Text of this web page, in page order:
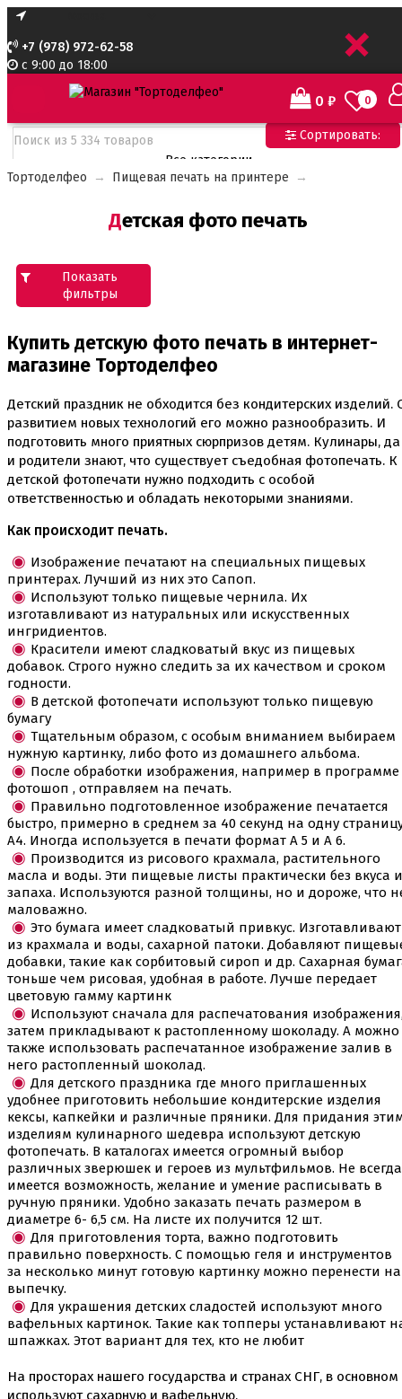
+7 (978) 972-62-58
с 9:00 до 18:00
0
0 ₽
Все категории
Адаптеры для кондитерского мешка
Ароматизаторы пищевые жидкие Flavor Art 10мл
Безе маршмеллоу мармелад
Бордюрная лента для тортов
Бумажные формы
Вафельные картинки
Вафельные рожки
Все для МАКАРУНС
Все для кейк попсов
Все для кексов и маффинов
Подставки под кексы
Все для пищевого принтера
Все для пряников и печенья
3д печать эксклюзивных форм для пряников
Все для шоколада и конфет
Вырубки для пряников
Инструменты для мастики и марципана
Инструменты для моделирования
Плунжеры вырубки штампы для мастики
Силиконовые молды
Скалки
Текстурные листы и коврики
Утюжки
Коврики армированные
Коврики силиконовые для выпечки
Кондитерские лопатки
Кондитерские наборы
Кондитерские розы
Кондитерский желатин
Кондитерский инвентарь
Венчики кисточки лопатки струны делители сито и
др
Все для работы с кремом
Кондитерские мешки
Кондитерские насадки
Миски и поддоны
Переходники, гвоздики
Шприцы кондитерские
Коврики, пергамент
Кондитерские наклейки
Леденцы Мороженое Мармелад
Ленты атласные, шпагат ,тишью
Раздвижные формы для выпечки
Силиконовые формы для выпечки
Формы для выпечки
Формы муссовый десерт
Шпателя ножи столики
Гелевые красители Americolor
Гелевые красители Chefmaster
Тортоделфео → Пищевая печать на принтере →
Детская фото печать
Показать
фильтры
Купить детскую фото печать в интернет-
магазине Тортоделфео
Детский праздник не обходится без кондитерских изделий.
развитием новых технологий его можно разнообразить. И
подготовить много приятных сюрпризов детям. Кулинары, да
и родители знают, что существует съедобная фотопечать. К
детской фотопечати нужно подходить с особой
ответственностью и обладать некоторыми знаниями.
Как происходит печать.
Изображение печатают на специальных пищевых
принтерах. Лучший из них это Сапоп.
Используют только пищевые чернила. Их
изготавливают из натуральных или искусственных
ингридиентов.
Красители имеют сладковатый вкус из пищевых
добавок. Строго нужно следить за их качеством и сроком
годности.
В детской фотопечати используют только пищевую
бумагу
Тщательным образом, с особым вниманием выбираем
нужную картинку, либо фото из домашнего альбома.
После обработки изображения, например в программе
фотошоп , отправляем на печать.
Правильно подготовленное изображение печатается
быстро, примерно в среднем за 40 секунд на одну
А4. Иногда используется в печати формат А 5 и А 6.
Производится из рисового крахмала, растительного
масла и воды. Эти пищевые листы практически без вкуса и
запаха. Используются разной толщины, но и дороже, что
маловажно.
Это бумага имеет сладковатый привкус. Изготавливают
из крахмала и воды, сахарной патоки. Добавляют
добавки, такие как сорбитовый сироп и др. Сахарная
тоньше чем рисовая, удобная в работе. Лучше передает
цветовую гамму картинк
Используют сначала для распечатования
затем прикладывают к растопленному шоколаду. А можно
также использовать распечатанное изображение залив в
него растопленный шоколад.
Для детского праздника где много приглашенных
удобнее приготовить небольшие кондитерские изделия
кексы, капкейки и различные пряники. Для придания
изделиям кулинарного шедевра используют детскую
фотопечать. В каталогах имеется огромный выбор
различных зверюшек и героев из мультфильмов. Не всегда
имеется возможность, желание и умение расписывать в
ручную пряники. Удобно заказать печать размером в
диаметре 6- 6,5 см. На листе их получится 12 шт.
Для приготовления торта, важно подготовить
правильно поверхность. С помощью геля и инструментов
за несколько минут готовую картинку можно перенести на
выпечку.
Для украшения детских сладостей используют много
вафельных картинок. Такие как топперы устанавливают
шпажках. Этот вариант для тех, кто не любит
На просторах нашего государства и странах СНГ, в основном
используют сахарную и вафельную.
Сортировать:
+